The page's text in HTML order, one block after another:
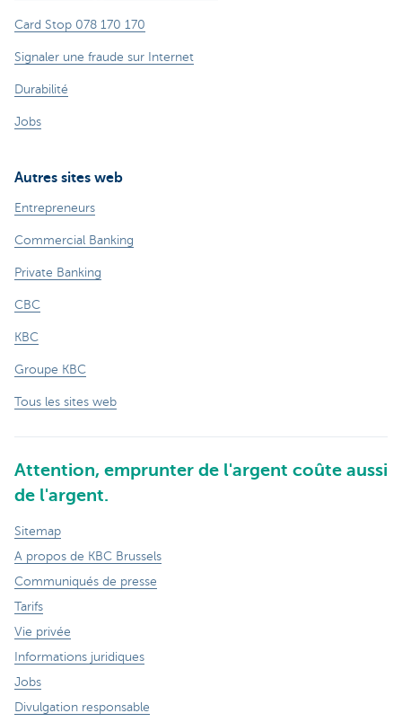
Card Stop 078 170 170
Signaler une fraude sur Internet
Durabilité
Jobs
Autres sites web
Entrepreneurs
Commercial Banking
Private Banking
CBC
KBC
Groupe KBC
Tous les sites web
Attention, emprunter de l'argent coûte aussi
de l'argent.
Sitemap
A propos de KBC Brussels
Communiqués de presse
Tarifs
Vie privée
Informations juridiques
Jobs
Divulgation responsable